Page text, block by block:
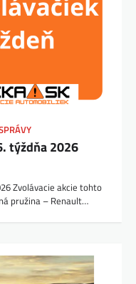
týždňa 2026
Zvolávacie akcie tohto
pružina – Renault…